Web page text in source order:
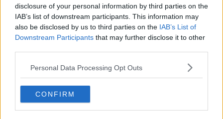
disclosure of your personal information by third parties on the
IAB’s list of downstream participants. This information may
also be disclosed by us to third parties on the IAB’s List of
Downstream Participants that may further disclose it to other
Personal Data Processing Opt Outs
CONFIRM
Commessi Delle Vendite al Minuto7
Orario Lavoro
Part Time74
Lavoro a Turni21
Tipologia Contratto
Lavoro a Tempo Determinato
Lavoro a Tempo Indeterminato22